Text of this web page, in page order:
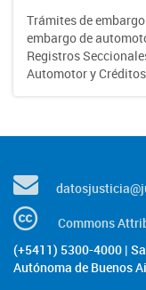
Trámites de
embargo de
Registros
Automotor y
Commons
(+5411) 5300-4000 |
Autónoma de Buenos